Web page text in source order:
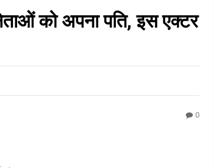
को अपना पति, इस एक्टर
0